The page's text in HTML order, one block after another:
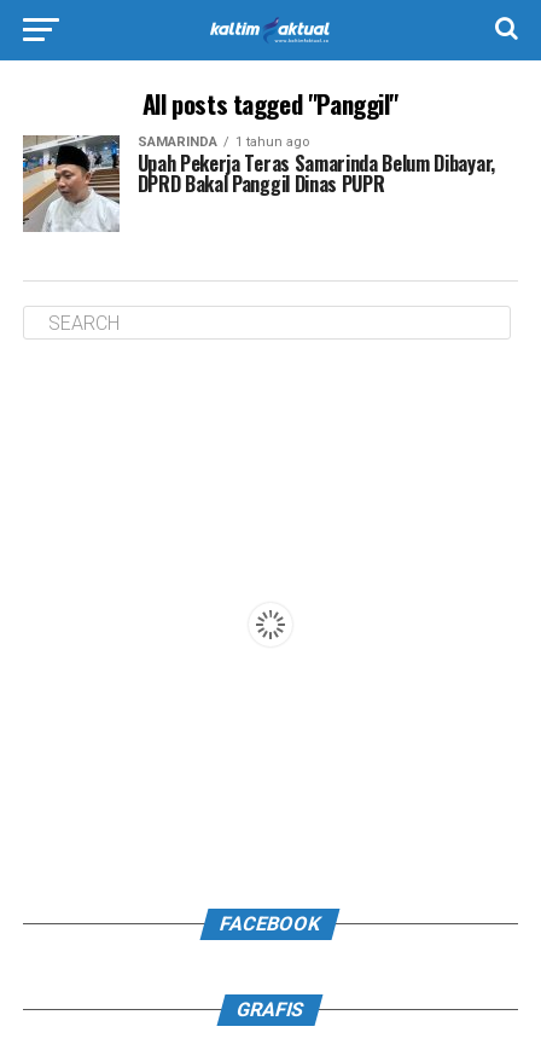
All posts tagged "Panggil"
SAMARINDA 1 tahun ago
Upah Pekerja Teras Samarinda Belum Dibayar,
DPRD Bakal Panggil Dinas PUPR
FACEBOOK
GRAFIS